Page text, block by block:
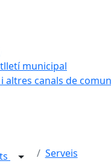
municipal
altres canals de
Serveis